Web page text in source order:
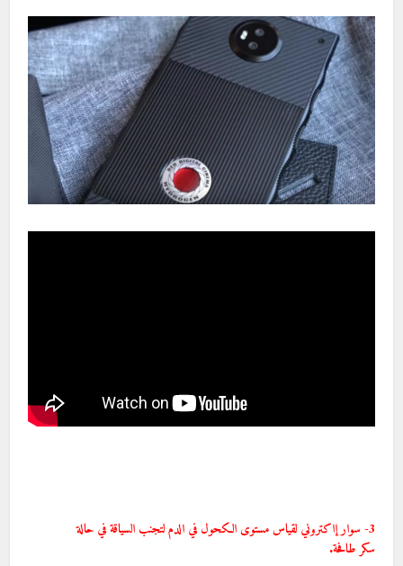
3- سوار إاكتروني لقياس مستوى الكحول في الدم لتجنب السياقة في حالة
سكر طافحة.